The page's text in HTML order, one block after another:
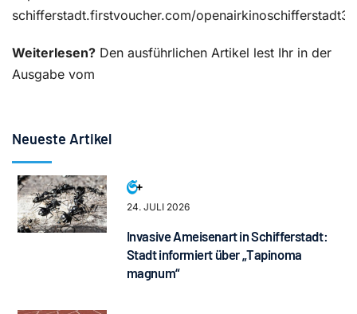
schifferstadt.firstvoucher.com/
Weiterlesen? Den ausführlichen Artikel lest Ihr in der
Ausgabe vom
Neueste Artikel
24. JULI 2026
Invasive Ameisenart in Schifferstadt:
Stadt informiert über „Tapinoma
magnum“